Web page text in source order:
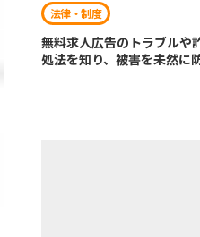
法律・制度
無料求人広告のトラブルや
処法を知り、被害を未然に